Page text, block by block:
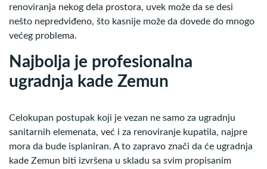
renoviranja nekog dela prostora, uvek može da se desi
nešto nepredviđeno, što kasnije može da dovede do mnogo
većeg problema.
Najbolja je profesionalna
ugradnja kade Zemun
Celokupan postupak koji je vezan ne samo za ugradnju
sanitarnih elemenata, već i za renoviranje kupatila, najpre
mora da bude isplaniran. A to zapravo znači da će ugradnja
kade Zemun biti izvršena u skladu sa svim propisanim